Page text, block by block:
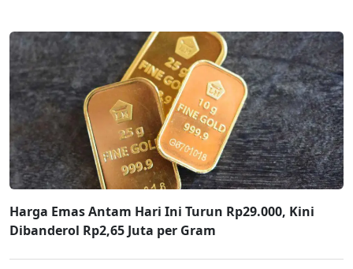
Harga Emas Antam Hari Ini Turun Rp29.000, Kini
Dibanderol Rp2,65 Juta per Gram